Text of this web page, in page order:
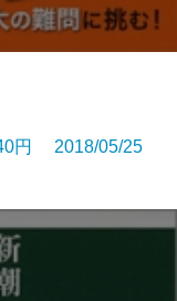
円 2018/05/25